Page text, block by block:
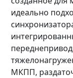
идеально
МКПП,